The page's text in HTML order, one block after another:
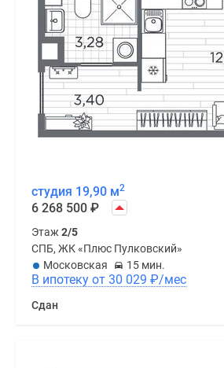
студия 19,90 м2
6 268 500 ₽
Этаж2/5
СПБ, ЖК «Плюс Пулковский»
Московская
15 мин.
В ипотеку от 30 029 ₽/мес
Сдан